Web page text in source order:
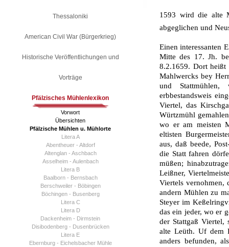
1593 wird die alte
abgeglichen und
Einen interessanten
Mitte des 17. Jh.
8.2.1659. Dort heißt
Mahlwercks bey
und Stattmühlen,
erbbestandsweis
Viertel, das
Würtz­mühl
wo er am meisten
eltisten
aus, daß beede,
die Statt fahren
müßen;
Leißner,
Viertels ver­nohmen,
andern Mühlen zu
Steyer im
das ein jeder, wo er
der Stattgaß Viertel,
alte Leüth. Uf dem
anders befunden,
Thessaloniki
American Civil War (Bürgerkrieg)
Historische Veröffentlichungen und
Vorträge
Pfälzisches Mühlenlexikon
Vorwort
Übersichten
Pfälzische Mühlen u. Mühlorte
Litera A
Abentheuer - Altdorf
Altenglan - Aschbach
Asselheim - Aulenbach
Litera B
Baalborn - Bernsbach
Berschweiler - Böbingen
Böchingen - Busenberg
Litera C
Litera D
Dackenheim - Dirmstein
Disibodenberg - Dusenbrücken
Litera E
Ebernburg - Eichelsbacher Mühle